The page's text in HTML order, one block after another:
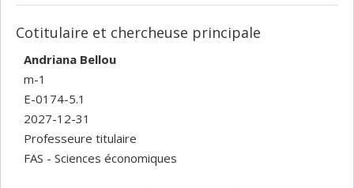
Cotitulaire et chercheuse principale
Andriana Bellou
m-1
E-0174-5.1
2027-12-31
Professeure titulaire
FAS - Sciences économiques